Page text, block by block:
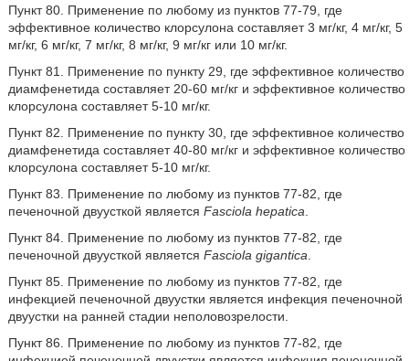
Пункт 80. Применение по любому из пунктов 77-79, где
эффективное количество клорсулона составляет 3 мг/кг, 4 мг/кг, 5
мг/кг, 6 мг/кг, 7 мг/кг, 8 мг/кг, 9 мг/кг или 10 мг/кг.
Пункт 81. Применение по пункту 29, где эффективное количество
диамфенетида составляет 20-60 мг/кг и эффективное количество
клорсулона составляет 5-10 мг/кг.
Пункт 82. Применение по пункту 30, где эффективное количество
диамфенетида составляет 40-80 мг/кг и эффективное количество
клорсулона составляет 5-10 мг/кг.
Пункт 83. Применение по любому из пунктов 77-82, где
печеночной двуусткой является Fasciola hepatica
Пункт 84. Применение по любому из пунктов 77-82, где
печеночной двуусткой является Fasciola gigantica
Пункт 85. Применение по любому из пунктов 77-82, где
инфекцией печеночной двуустки является инфекция печеночной
двуустки на ранней стадии неполовозрелости.
Пункт 86. Применение по любому из пунктов 77-82, где